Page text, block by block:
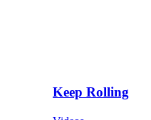
Keep Rolling